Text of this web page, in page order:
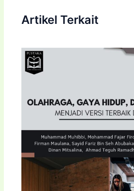
Artikel Terkait